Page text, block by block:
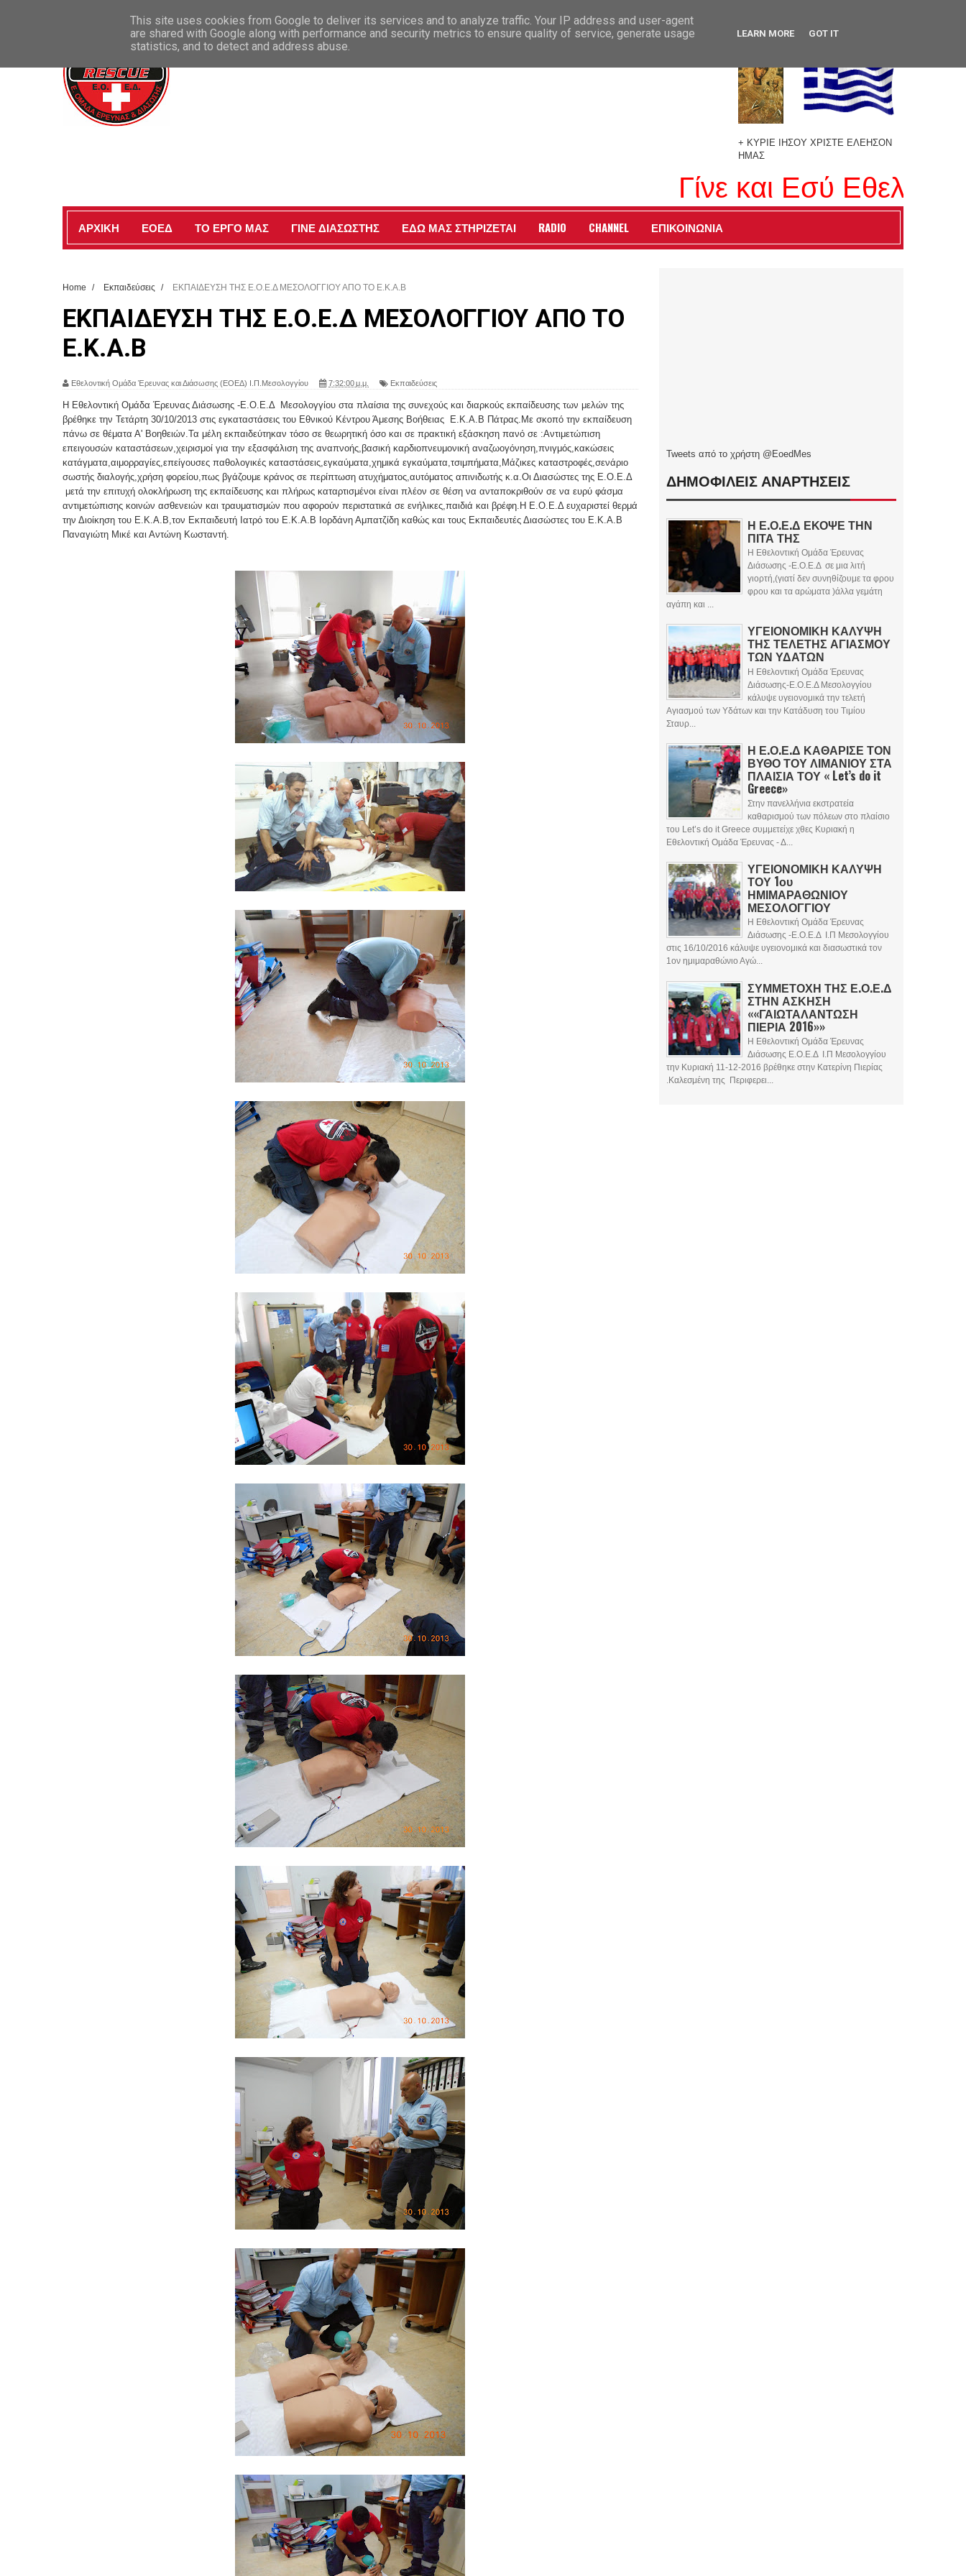
ΚΑΛΩΣ ΗΡΘΑΤΕ ΣΤΗΝ ΕΠΙΣΗΜΗ ΣΕΛΙΔΑ ΜΑΣ
+ ΚΥΡΙΕ ΙΗΣΟΥ ΧΡΙΣΤΕ ΕΛΕΗΣΟΝ
ΗΜΑΣ
Γίνε και Εσύ Εθελοντής
ΑΡΧΙΚΗ ΕΟΕΔ ΤΟ ΕΡΓΟ ΜΑΣ ΓΙΝΕ ΔΙΑΣΩΣΤΗΣ ΕΔΩ ΜΑΣ ΣΤΗΡΙΖΕΤΑΙ RADIO CHANNEL ΕΠΙΚΟΙΝΩΝΙΑ
Home / Εκπαιδεύσεις / ΕΚΠΑΙΔΕΥΣΗ ΤΗΣ Ε.Ο.Ε.Δ ΜΕΣΟΛΟΓΓΙΟΥ ΑΠΟ ΤΟ Ε.Κ.Α.Β
ΕΚΠΑΙΔΕΥΣΗ ΤΗΣ Ε.Ο.Ε.Δ ΜΕΣΟΛΟΓΓΙΟΥ ΑΠΟ ΤΟ
Ε.Κ.Α.Β
Εθελοντική Ομάδα Έρευνας και Διάσωσης (ΕΟΕΔ) Ι.Π.Μεσολογγίου 7:32:00 μ.μ. Εκπαιδεύσεις
Η Εθελοντική Ομάδα Έρευνας Διάσωσης -Ε.Ο.Ε.Δ Μεσολογγίου στα πλαίσια της συνεχούς και διαρκούς εκπαίδευσης των μελών της
βρέθηκε την Τετάρτη 30/10/2013 στις εγκαταστάσεις του Εθνικού Κέντρου Άμεσης Βοήθειας Ε.Κ.Α.Β Πάτρας.Με σκοπό την εκπαίδευση
πάνω σε θέματα Α' Βοηθειών.Τα μέλη εκπαιδεύτηκαν τόσο σε θεωρητική όσο και σε πρακτική εξάσκηση πανό σε :Αντιμετώπιση
επειγουσών καταστάσεων,χειρισμοί για την εξασφάλιση της αναπνοής,βασική καρδιοπνευμονική αναζωογόνηση,πνιγμός,κακώσεις
κατάγματα,αιμορραγίες,επείγουσες παθολογικές καταστάσεις,εγκαύματα,χημικά εγκαύματα,τσιμπήματα,Μάζικες καταστροφές,σενάριο
σωστής διαλογής,χρήση φορείου,πως βγάζουμε κράνος σε περίπτωση ατυχήματος,αυτόματος απινιδωτής κ.α.Οι Διασώστες της Ε.Ο.Ε.Δ
μετά την επιτυχή ολοκλήρωση της εκπαίδευσης και πλήρως καταρτισμένοι είναι πλέον σε θέση να ανταποκριθούν σε να ευρύ φάσμα
αντιμετώπισης κοινών ασθενειών και τραυματισμών που αφορούν περιστατικά σε ενήλικες,παιδιά και βρέφη.Η Ε.Ο.Ε.Δ ευχαριστεί θερμά
την Διοίκηση του Ε.Κ.Α.Β,τον Εκπαιδευτή Ιατρό του Ε.Κ.Α.Β Ιορδάνη Αμπατζίδη καθώς και τους Εκπαιδευτές Διασώστες του Ε.Κ.Α.Β
Παναγιώτη Μικέ και Αντώνη Κωσταντή.
Tweets από το χρήστη @EoedMes
ΔΗΜΟΦΙΛΕΙΣ ΑΝΑΡΤΗΣΕΙΣ
Η Ε.Ο.Ε.Δ ΕΚΟΨΕ ΤΗΝ
ΠΙΤΑ ΤΗΣ
Η Εθελοντική Ομάδα Έρευνας
Διάσωσης -Ε.Ο.Ε.Δ σε μια λιτή
γιορτή,(γιατί δεν συνηθίζουμε τα φρου
φρου και τα αρώματα )άλλα γεμάτη
αγάπη και ...
ΥΓΕΙΟΝΟΜΙΚΗ ΚΑΛΥΨΗ
ΤΗΣ ΤΕΛΕΤΗΣ ΑΓΙΑΣΜΟΥ
ΤΩΝ ΥΔΑΤΩΝ
Η Εθελοντική Ομάδα Έρευνας
Διάσωσης-Ε.Ο.Ε.Δ Μεσολογγίου
κάλυψε υγειονομικά την τελετή
Αγιασμού των Υδάτων και την Κατάδυση του Τιμίου
Σταυρ...
Η Ε.Ο.Ε.Δ ΚΑΘΑΡΙΣΕ ΤΟΝ
ΒΥΘΟ ΤΟΥ ΛΙΜΑΝΙΟΥ ΣΤΑ
ΠΛΑΙΣΙΑ ΤΟΥ « Let’s do it
Greece»
Στην πανελλήνια εκστρατεία
καθαρισμού των πόλεων στο πλαίσιο
του Let’s do it Greece συμμετείχε χθες Κυριακή η
Εθελοντική Ομάδα Έρευνας - Δ...
ΥΓΕΙΟΝΟΜΙΚΗ ΚΑΛΥΨΗ
ΤΟΥ 1ου
ΗΜΙΜΑΡΑΘΩΝΙΟΥ
ΜΕΣΟΛΟΓΓΙΟΥ
Η Εθελοντική Ομάδα Έρευνας
Διάσωσης -Ε.Ο.Ε.Δ Ι.Π Μεσολογγίου
στις 16/10/2016 κάλυψε υγειονομικά και διασωστικά τον
1ον ημιμαραθώνιο Αγώ...
ΣΥΜΜΕΤΟΧΗ ΤΗΣ Ε.Ο.Ε.Δ
ΣΤΗΝ ΑΣΚΗΣΗ
««ΓΑΙΩΤΑΛΑΝΤΩΣΗ
ΠΙΕΡΙΑ 2016»»
Η Εθελοντική Ομάδα Έρευνας
Διάσωσης Ε.Ο.Ε.Δ Ι.Π Μεσολογγίου
την Κυριακή 11-12-2016 βρέθηκε στην Κατερίνη Πιερίας
.Καλεσμένη της Περιφερει...
This site uses cookies from Google to deliver its services and to analyze traffic. Your IP address and user-agent
are shared with Google along with performance and security metrics to ensure quality of service, generate usage
statistics, and to detect and address abuse.
LEARN MORE GOT IT